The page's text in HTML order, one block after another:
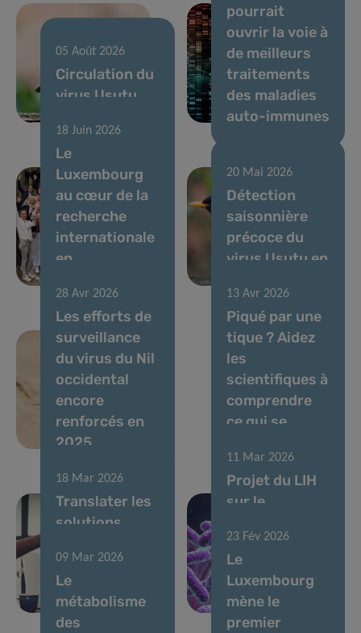
05 Août 2026
Circulation du
virus Usutu,
pourrait
ouvrir la voie à
de meilleurs
traitements
des maladies
auto-immunes
18 Juin 2026
Le
Luxembourg
au cœur de la
recherche
internationale
en
immunométabolisme
20 Mai 2026
Détection
saisonnière
précoce du
virus Usutu en
28 Avr 2026
Les efforts de
surveillance
du virus du Nil
occidental
encore
renforcés en
2025
13 Avr 2026
Piqué par une
tique ? Aidez
les
scientifiques à
comprendre
ce qui se
18 Mar 2026
Translater les
solutions
microbiome
pour la santé
intestinale
11 Mar 2026
Projet du LIH
sur le
soutenu par
une bourse
postdoctorale
MSCA
09 Mar 2026
Le
métabolisme
des
23 Fév 2026
Le
Luxembourg
mène le
premier